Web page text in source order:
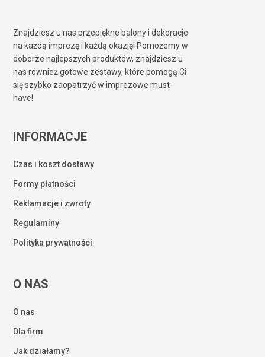
Znajdziesz u nas przepiękne balony i dekoracje
na każdą imprezę i każdą okazję! Pomożemy w
doborze najlepszych produktów, znajdziesz u
nas również gotowe zestawy, które pomogą Ci
się szybko zaopatrzyć w imprezowe must-
have!
INFORMACJE
Czas i koszt dostawy
Formy płatności
Reklamacje i zwroty
Regulaminy
Polityka prywatności
O NAS
O nas
Dla firm
Jak działamy?